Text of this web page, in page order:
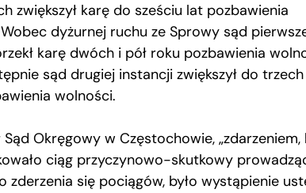
zwiększył karę do sześciu lat pozbawienia
dyżurnej ruchu ze Sprowy sąd
karę dwóch i pół roku pozbawienia
sąd drugiej instancji zwiększył do trzech
wolności.
Sąd Okręgowy w Częstochowie,
ciąg przyczynowo-skutkowy
zderzenia się pociągów, było wystąpienie